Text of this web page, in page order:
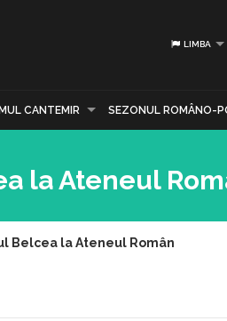
LIMBA
CANTEMIR SEZONUL ROMÂNO-
la Ateneul
Belcea la Ateneul Român